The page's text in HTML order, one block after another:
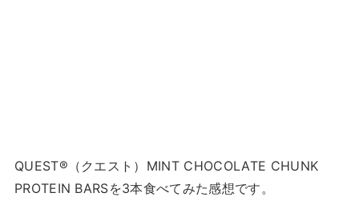
QUEST®（クエスト）MINT CHOCOLATE CHUNK
PROTEIN BARSを3本食べてみた感想です。